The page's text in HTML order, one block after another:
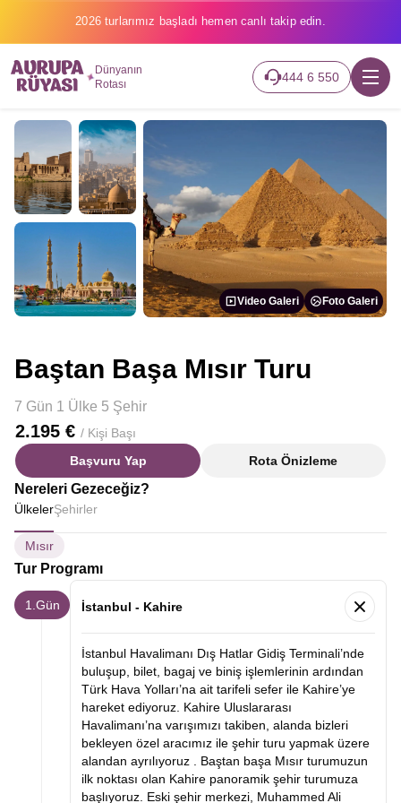
2026 turlarımız başladı hemen canlı takip edin.
Dünyanın
Rotası
444 6 550
Video Galeri Foto Galeri
Baştan Başa Mısır Turu
7 Gün 1 Ülke 5 Şehir
2.195 € / Kişi Başı
Başvuru Yap
Rota Önizleme
Nereleri Gezeceğiz?
ÜlkelerŞehirler
Mısır
Tur Programı
1.Gün İstanbul - Kahire
İstanbul Havalimanı Dış Hatlar Gidiş Terminali’nde
buluşup, bilet, bagaj ve biniş işlemlerinin ardından
Türk Hava Yolları’na ait tarifeli sefer ile Kahire’ye
hareket ediyoruz. Kahire Uluslararası
Havalimanı’na varışımızı takiben, alanda bizleri
bekleyen özel aracımız ile şehir turu yapmak üzere
alandan ayrılıyoruz . Baştan başa Mısır turumuzun
ilk noktası olan Kahire panoramik şehir turumuza
başlıyoruz. Eski şehir merkezi, Muhammed Ali